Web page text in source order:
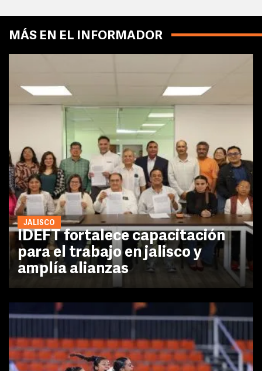
MÁS EN EL INFORMADOR
JALISCO
IDEFT fortalece capacitación
para el trabajo en jalisco y
amplía alianzas